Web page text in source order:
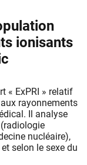
ionisants
« ExPRI » relatif
rayonnements
Il analyse
nucléaire),
selon le sexe du